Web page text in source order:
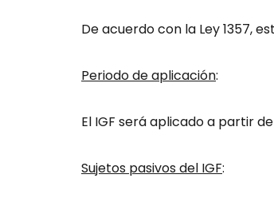
De acuerdo con la Ley 1357,
Periodo de aplicación:
El IGF será aplicado a partir
Sujetos pasivos del IGF: